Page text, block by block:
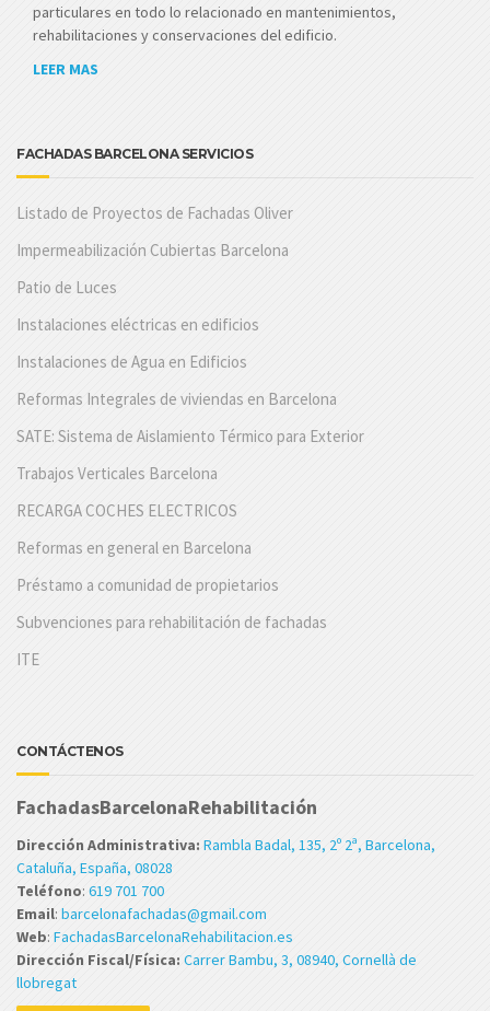
particulares en todo lo relacionado en mantenimientos,
rehabilitaciones y conservaciones del edificio.
LEER MAS
FACHADAS BARCELONA SERVICIOS
Listado de Proyectos de Fachadas Oliver
Impermeabilización Cubiertas Barcelona
Patio de Luces
Instalaciones eléctricas en edificios
Instalaciones de Agua en Edificios
Reformas Integrales de viviendas en Barcelona
SATE: Sistema de Aislamiento Térmico para Exterior
Trabajos Verticales Barcelona
RECARGA COCHES ELECTRICOS
Reformas en general en Barcelona
Préstamo a comunidad de propietarios
Subvenciones para rehabilitación de fachadas
ITE
CONTÁCTENOS
FachadasBarcelonaRehabilitación
Dirección Administrativa: Rambla Badal, 135, 2º 2ª, Barcelona,
Cataluña, España, 08028
Teléfono: 619 701 700
Email: barcelonafachadas@gmail.com
Web: FachadasBarcelonaRehabilitacion.es
Dirección Fiscal/Física: Carrer Bambu, 3, 08940, Cornellà de
llobregat